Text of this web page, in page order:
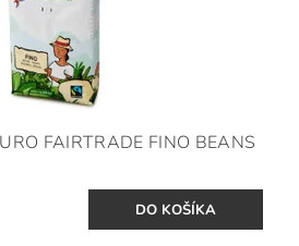
FAIRTRADE FINO BEANS